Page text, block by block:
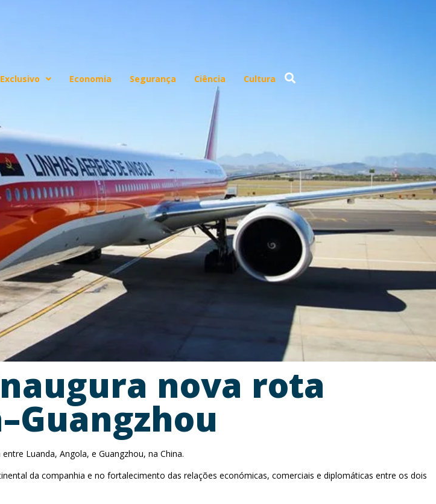
Exclusivo Economia Segurança Ciência Cultura
nova rota
Luanda, Angola, e Guangzhou, na China.
da companhia e no fortalecimento das relações económicas, comerciais e diplomáticas entre os dois